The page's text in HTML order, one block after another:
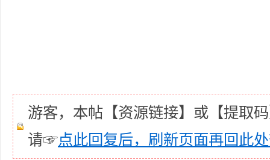
游客，本帖【资源链接】或【提取
请☞点此回复后，刷新页面再回此